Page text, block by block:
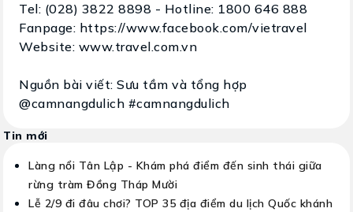
Tel: (028) 3822 8898 - Hotline: 1800 646 888
Fanpage: https://www.facebook.com/vietravel
Website: www.travel.com.vn
Nguồn bài viết: Sưu tầm và tổng hợp
@camnangdulich #camnangdulich
Tin mới
Làng nổi Tân Lập - Khám phá điểm đến sinh thái giữa
rừng tràm Đồng Tháp Mười
Lễ 2/9 đi đâu chơi? TOP 35 địa điểm du lịch Quốc khánh